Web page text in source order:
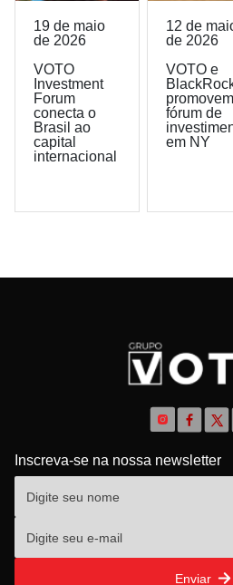
19 de maio
de 2026
VOTO
Investment
Forum
conecta o
Brasil ao
capital
internacional
12 de
de 2026
VOTO e
promovem
fórum de
em NY
Inscreva-se na nossa newsletter
Enviar